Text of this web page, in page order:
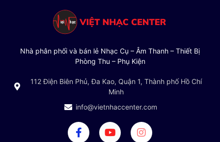
Nhà phân phối và bán lẻ Nhạc Cụ – Âm Thanh – Thiết Bị
Phòng Thu – Phụ Kiện
112 Điện Biên Phủ, Đa Kao, Quận 1, Thành phố Hồ Chí
Minh
info@vietnhaccenter.com